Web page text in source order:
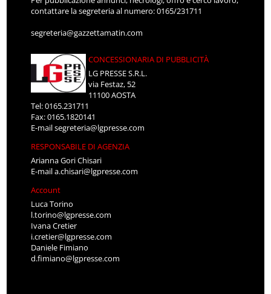
contattare la segreteria al numero: 0165/231711
segreteria@gazzettamatin.com
CONCESSIONARIA DI PUBBLICITÀ
LG PRESSE S.R.L.
via Festaz, 52
11100 AOSTA
Tel: 0165.231711
Fax: 0165.1820141
E-mailsegreteria@lgpresse.com
RESPONSABILE DI AGENZIA
Arianna Gori Chisari
E-maila.chisari@lgpresse.com
Account
Luca Torino
l.torino@lgpresse.com
Ivana Cretier
i.cretier@lgpresse.com
Daniele Fimiano
d.fimiano@lgpresse.com